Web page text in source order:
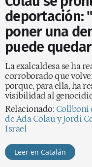
deportación:
poner una
puede
La exalcaldesa se ha
corroborado que
porque, para ella, ha
visibilidad al
Relacionado: Collboni
de Ada Colau y Jordi
Israel
Leer en Catalán